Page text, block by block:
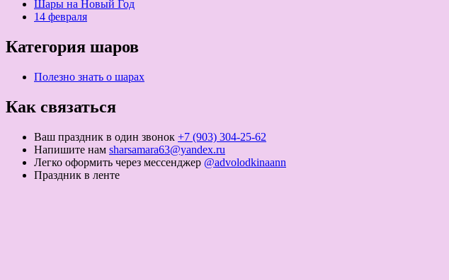
Шары на Новый Год
14 февраля
Категория шаров
Полезно знать о шарах
Как связаться
Ваш праздник в один звонок +7 (903) 304-25-62
Напишите нам sharsamara63@yandex.ru
Легко оформить через мессенджер @advolodkinaann
Праздник в ленте